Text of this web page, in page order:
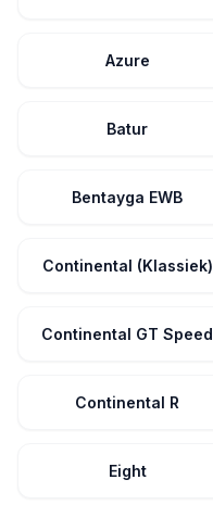
Azure
Batur
Bentayga EWB
Continental (Klassiek)
Continental GT Speed
Continental R
Eight